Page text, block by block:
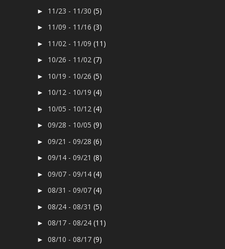
► 11/23 - 11/30(5)
► 11/09 - 11/16(3)
► 11/02 - 11/09(11)
► 10/26 - 11/02(7)
► 10/19 - 10/26(5)
► 10/12 - 10/19(4)
► 10/05 - 10/12(4)
►09/28 - 10/05(9)
►09/21 - 09/28(6)
►09/14 - 09/21(8)
►09/07 - 09/14(4)
►08/31 - 09/07(4)
►08/24 - 08/31(5)
►08/17 - 08/24(11)
►08/10 - 08/17(9)